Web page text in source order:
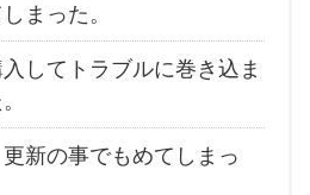
まった。
してトラブルに巻き込ま
新の事でもめてしまっ